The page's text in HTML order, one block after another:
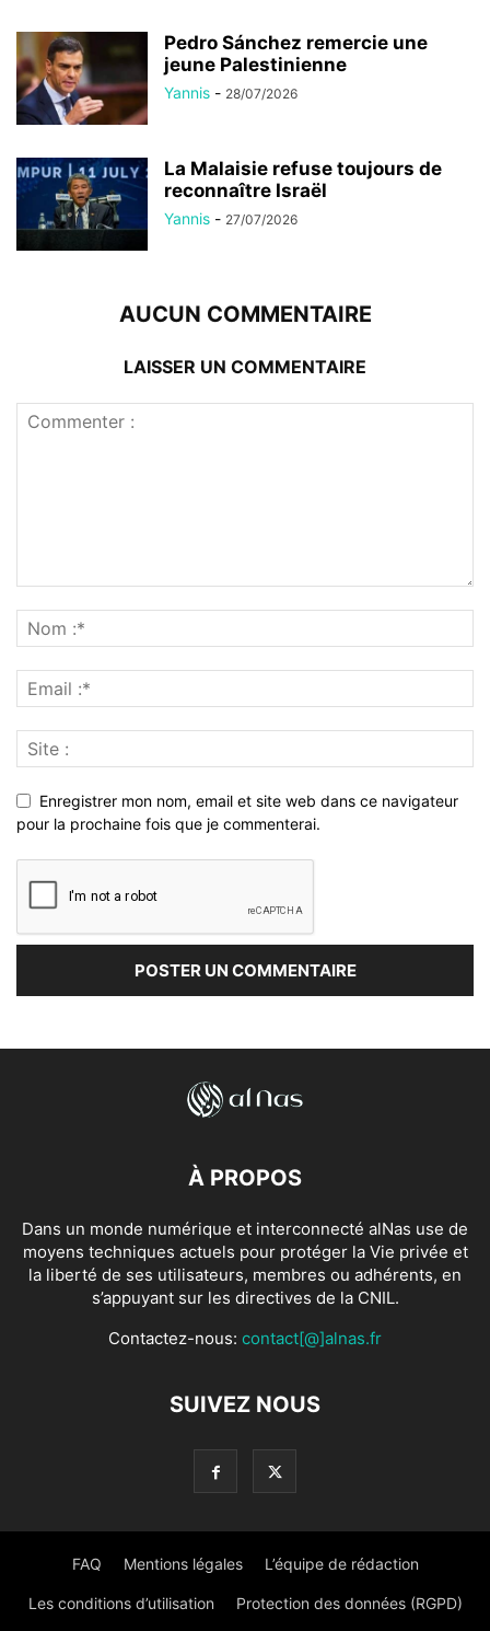
Pedro Sánchez remercie une
jeune Palestinienne
Yannis - 28/07/2026
La Malaisie refuse toujours de
reconnaître Israël
Yannis - 27/07/2026
AUCUN COMMENTAIRE
LAISSER UN COMMENTAIRE
Enregistrer mon nom, email et site web dans ce navigateur
pour la prochaine fois que je commenterai.
À PROPOS
Dans un monde numérique et interconnecté alNas use de
moyens techniques actuels pour protéger la Vie privée et
la liberté de ses utilisateurs, membres ou adhérents, en
s’appuyant sur les directives de la CNIL.
Contactez-nous: contact[@]alnas.fr
SUIVEZ NOUS
FAQ Mentions légales L’équipe de rédaction
Les conditions d’utilisation Protection des données (RGPD)